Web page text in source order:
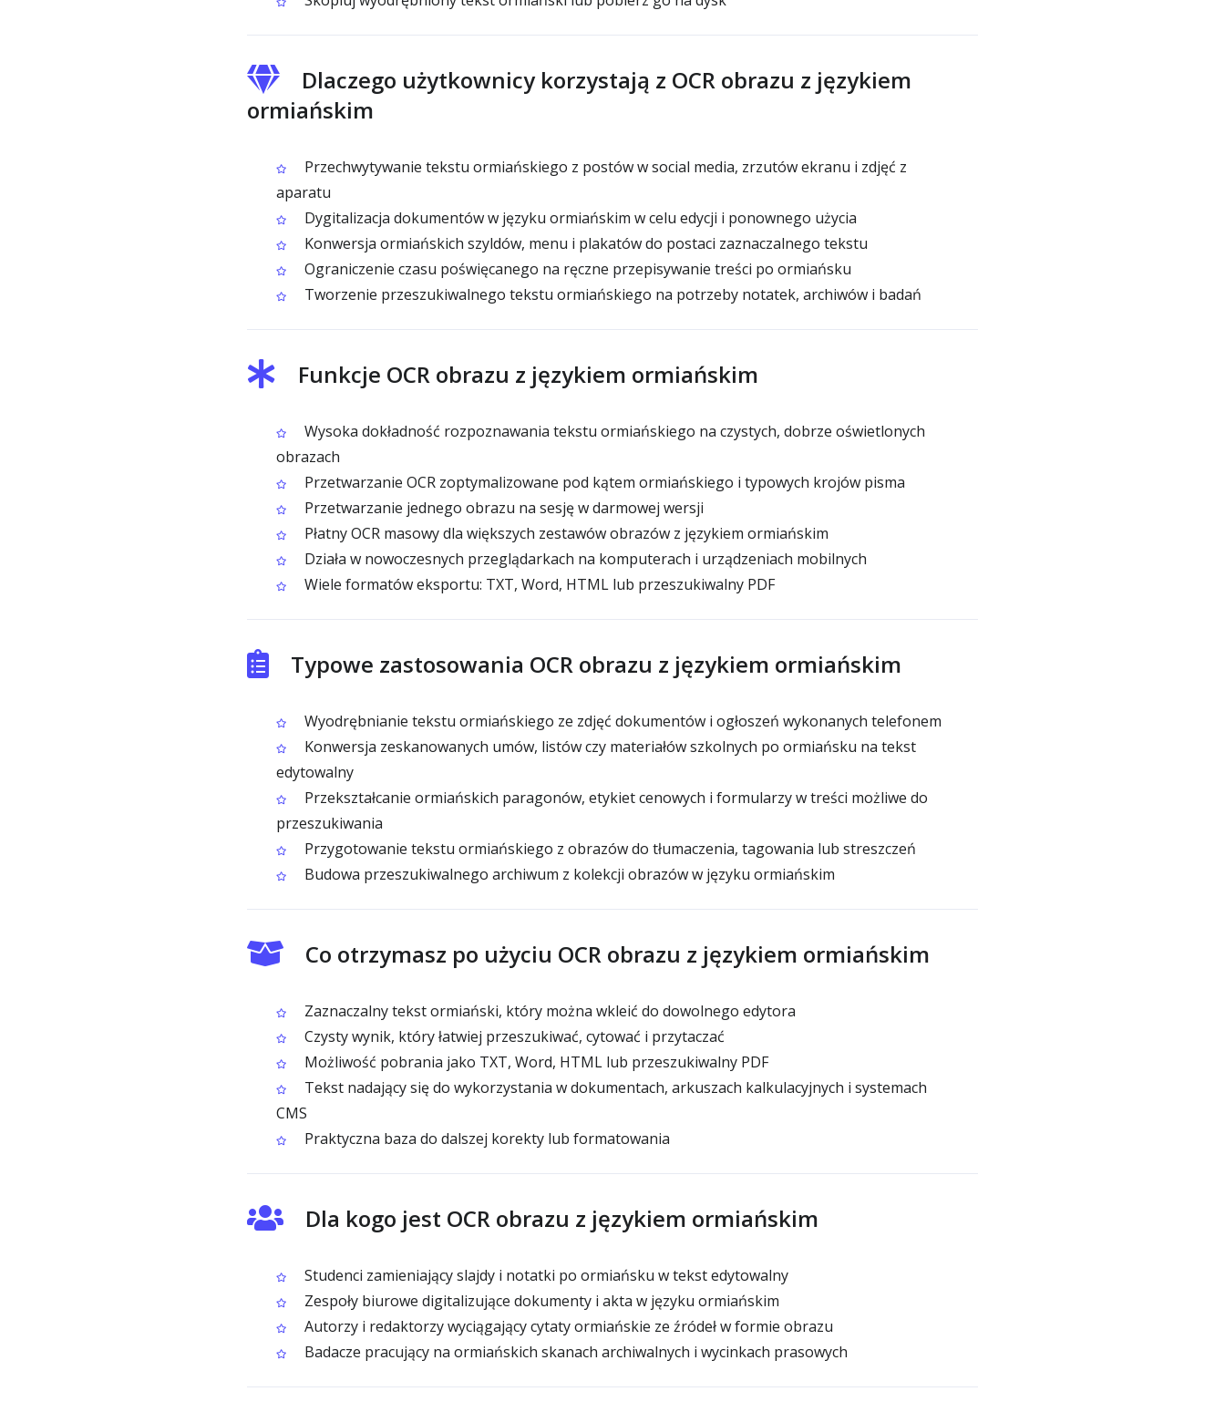
Dlaczego użytkownicy korzystają z OCR obrazu z językiem
ormiańskim
Przechwytywanie tekstu ormiańskiego z postów w social media, zrzutów ekranu i zdjęć z
aparatu
Dygitalizacja dokumentów w języku ormiańskim w celu edycji i ponownego użycia
Konwersja ormiańskich szyldów, menu i plakatów do postaci zaznaczalnego tekstu
Ograniczenie czasu poświęcanego na ręczne przepisywanie treści po ormiańsku
Tworzenie przeszukiwalnego tekstu ormiańskiego na potrzeby notatek, archiwów i badań
Funkcje OCR obrazu z językiem ormiańskim
Wysoka dokładność rozpoznawania tekstu ormiańskiego na czystych, dobrze oświetlonych
obrazach
Przetwarzanie OCR zoptymalizowane pod kątem ormiańskiego i typowych krojów pisma
Przetwarzanie jednego obrazu na sesję w darmowej wersji
Płatny OCR masowy dla większych zestawów obrazów z językiem ormiańskim
Działa w nowoczesnych przeglądarkach na komputerach i urządzeniach mobilnych
Wiele formatów eksportu: TXT, Word, HTML lub przeszukiwalny PDF
Typowe zastosowania OCR obrazu z językiem ormiańskim
Wyodrębnianie tekstu ormiańskiego ze zdjęć dokumentów i ogłoszeń wykonanych telefonem
Konwersja zeskanowanych umów, listów czy materiałów szkolnych po ormiańsku na tekst
edytowalny
Przekształcanie ormiańskich paragonów, etykiet cenowych i formularzy w treści możliwe do
przeszukiwania
Przygotowanie tekstu ormiańskiego z obrazów do tłumaczenia, tagowania lub streszczeń
Budowa przeszukiwalnego archiwum z kolekcji obrazów w języku ormiańskim
Co otrzymasz po użyciu OCR obrazu z językiem ormiańskim
Zaznaczalny tekst ormiański, który można wkleić do dowolnego edytora
Czysty wynik, który łatwiej przeszukiwać, cytować i przytaczać
Możliwość pobrania jako TXT, Word, HTML lub przeszukiwalny PDF
Tekst nadający się do wykorzystania w dokumentach, arkuszach kalkulacyjnych i systemach
CMS
Praktyczna baza do dalszej korekty lub formatowania
Dla kogo jest OCR obrazu z językiem ormiańskim
Studenci zamieniający slajdy i notatki po ormiańsku w tekst edytowalny
Zespoły biurowe digitalizujące dokumenty i akta w języku ormiańskim
Autorzy i redaktorzy wyciągający cytaty ormiańskie ze źródeł w formie obrazu
Badacze pracujący na ormiańskich skanach archiwalnych i wycinkach prasowych